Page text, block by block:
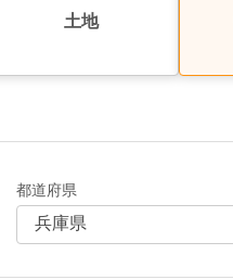
土地
都道府県